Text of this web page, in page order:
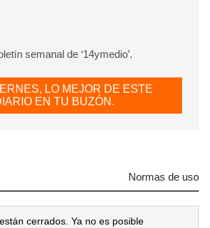
semanal de ‘14ymedio’.
LO MEJOR DE ESTE
EN TU BUZÓN.
Normas de uso
cerrados. Ya no es posible